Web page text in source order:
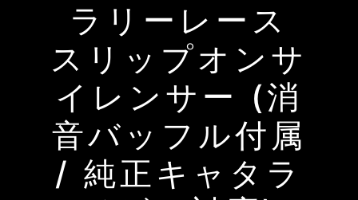
ラリーレース
スリップオンサ
イレンサー (消
音バッフル付属
/ 純正キャタラ